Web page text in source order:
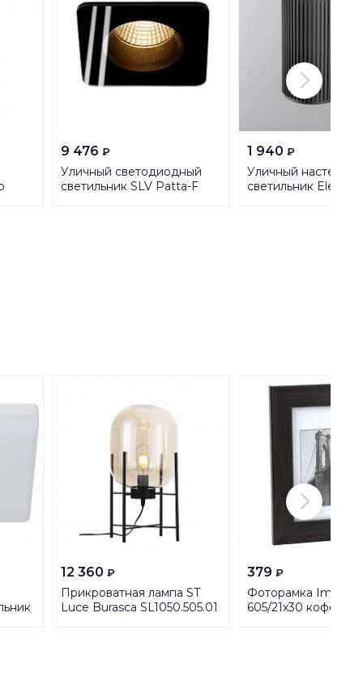
9 476 ₽
Уличный светодиодный
светильник SLV Patta-F
1 940 ₽
Уличный
светильник
12 360 ₽
Прикроватная лампа ST
Luce Burasca SL1050.505.01
379 ₽
Фоторамка Image
605/21х30 кофе